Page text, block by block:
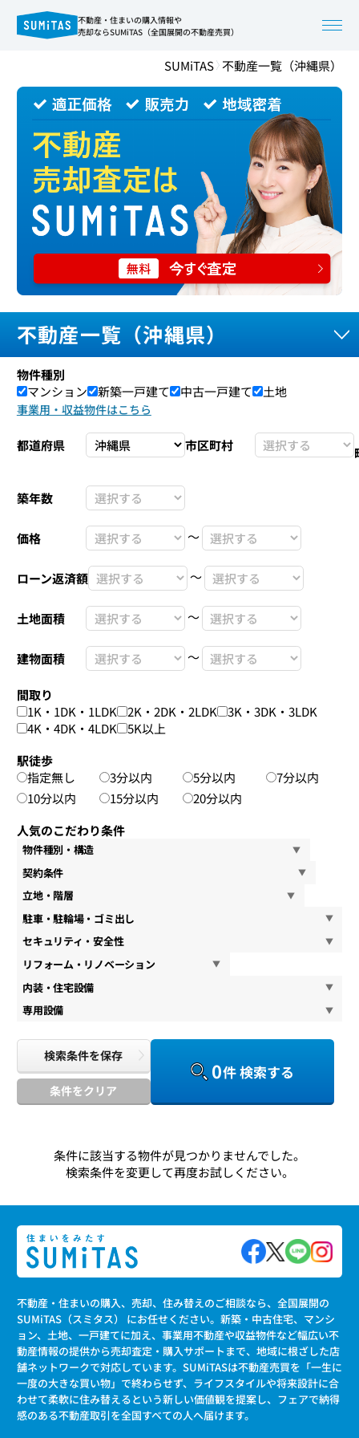
不動産・住まいの購入情報や
売却ならSUMiTAS（全国展開の不動産売買）
SUMiTAS 不動産一覧（沖縄県）
不動産一覧（沖縄県）
物件種別
マンション
新築一戸建て 中古一戸建て 土地
事業用・収益物件はこちら
都道府県 市区町村
築年数
価格 〜
ローン返済額 〜
土地面積 〜
建物面積 〜
間取り
1K・1DK・1LDK
2K・2DK・2LDK
3K・3DK・3LDK
4K・4DK・4LDK
5K以上
駅徒歩
指定無し
3分以内 5分以内
7分以内
10分以内
15分以内
20分以内
人気のこだわり条件
物件種別・構造
契約条件
立地・階層
駐車・駐輪場・ゴミ出し
セキュリティ・安全性
リフォーム・リノベーション
内装・住宅設備
専用設備
検索条件を保存
条件をクリア
0件 検索する
条件に該当する物件が見つかりませんでした。
検索条件を変更して再度お試しください。
不動産・住まいの購入、売却、住み替えのご相談なら、全国展開の
SUMiTAS（スミタス） にお任せください。新築・中古住宅、マンシ
ョン、土地、一戸建てに加え、事業用不動産や収益物件など幅広い不
動産情報の提供から売却査定・購入サポートまで、地域に根ざした店
舗ネットワークで対応しています。SUMiTASは不動産売買を「一生に
一度の大きな買い物」で終わらせず、ライフスタイルや将来設計に合
わせて柔軟に住み替えるという新しい価値観を提案し、フェアで納得
感のある不動産取引を全国すべての人へ届けます。